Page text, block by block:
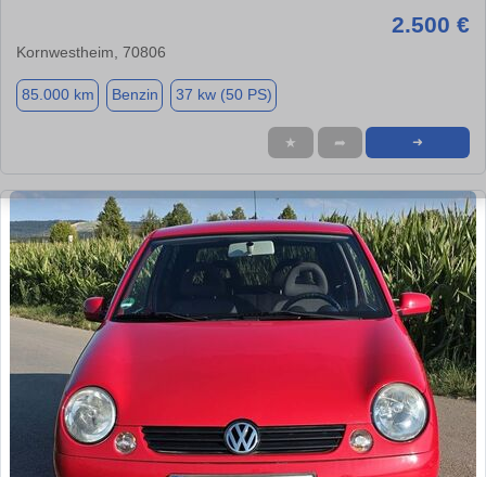
2.500 €
Kornwestheim, 70806
85.000 km Benzin 37 kw (50 PS)
★ ➦ ➜